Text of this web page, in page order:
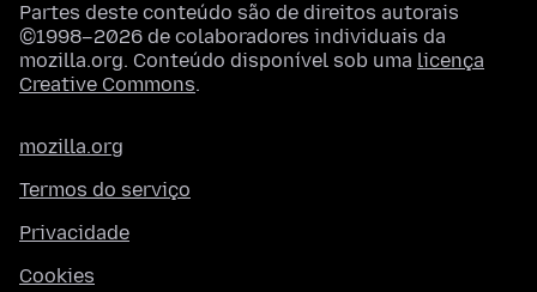
Partes deste conteúdo são de direitos autorais
©1998–2026 de colaboradores individuais da
mozilla.org. Conteúdo disponível sob uma licença
Creative Commons.
mozilla.org
Termos do serviço
Privacidade
Cookies